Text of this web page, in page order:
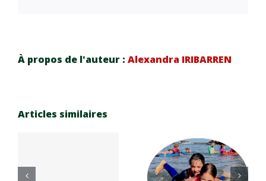
À propos de l'auteur : Alexandra IRIBARREN
Articles similaires
Les
séances